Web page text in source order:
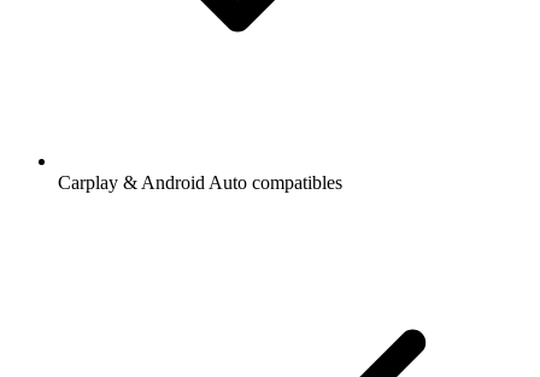
Carplay & Android Auto compatibles